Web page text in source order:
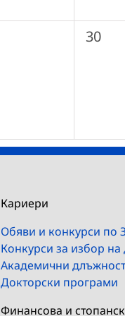
0
30
Кариери
Обяви и конкурси по
Конкурси за избор
Академични
Докторски програми
Финансова и